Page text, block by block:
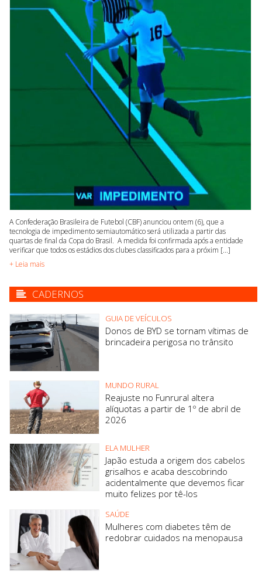
A Confederação Brasileira de Futebol (CBF) anunciou ontem (6), que a
tecnologia de impedimento semiautomático será utilizada a partir das
quartas de final da Copa do Brasil. A medida foi confirmada após a entidade
verificar que todos os estádios dos clubes classificados para a próxim [...]
+ Leia mais
CADERNOS
GUIA DE VEÍCULOS
Donos de BYD se tornam vítimas de
brincadeira perigosa no trânsito
MUNDO RURAL
Reajuste no Funrural altera
alíquotas a partir de 1º de abril de
2026
ELA MULHER
Japão estuda a origem dos cabelos
grisalhos e acaba descobrindo
acidentalmente que devemos ficar
muito felizes por tê-los
SAÚDE
Mulheres com diabetes têm de
redobrar cuidados na menopausa